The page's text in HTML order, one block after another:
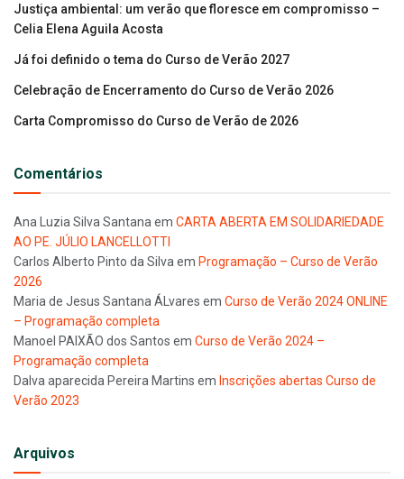
Justiça ambiental: um verão que floresce em compromisso –
Celia Elena Aguila Acosta
Já foi definido o tema do Curso de Verão 2027
Celebração de Encerramento do Curso de Verão 2026
Carta Compromisso do Curso de Verão de 2026
Comentários
Ana Luzia Silva Santana em CARTA ABERTA EM SOLIDARIEDADE
AO PE. JÚLIO LANCELLOTTI
Carlos Alberto Pinto da Silva em Programação – Curso de Verão
2026
Maria de Jesus Santana ÁLvares em Curso de Verão 2024 ONLINE
– Programação completa
Manoel PAIXÃO dos Santos em Curso de Verão 2024 –
Programação completa
Dalva aparecida Pereira Martins em Inscrições abertas Curso de
Verão 2023
Arquivos